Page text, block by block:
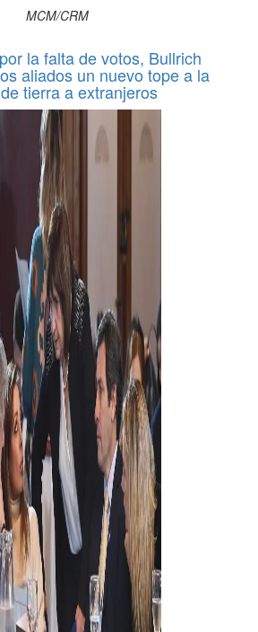
MCM/CRM
la falta de votos, Bullrich
aliados un nuevo tope a la
tierra a extranjeros